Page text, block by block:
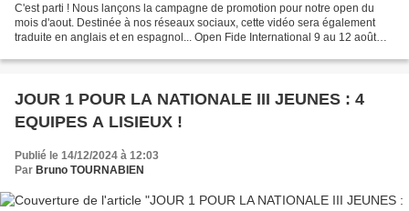
C'est parti ! Nous lançons la campagne de promotion pour notre open du
mois d'aout. Destinée à nos réseaux sociaux, cette vidéo sera également
traduite en anglais et en espagnol... Open Fide International 9 au 12 août
JOUR 1 POUR LA NATIONALE III JEUNES : 4
EQUIPES A LISIEUX !
Publié le 14/12/2024 à 12:03
Par Bruno TOURNABIEN